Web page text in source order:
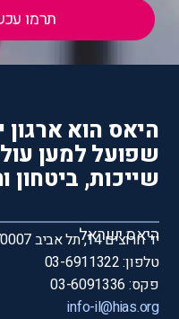
תרמו
היאס הוא ארגון
שפועל למען
שייכות, ביטחון
היאס ישראל
יד חרוצים 14, תל אביב 6770007
טלפון: 03-6911322
פקס: 03-6091336
info-il@hias.org